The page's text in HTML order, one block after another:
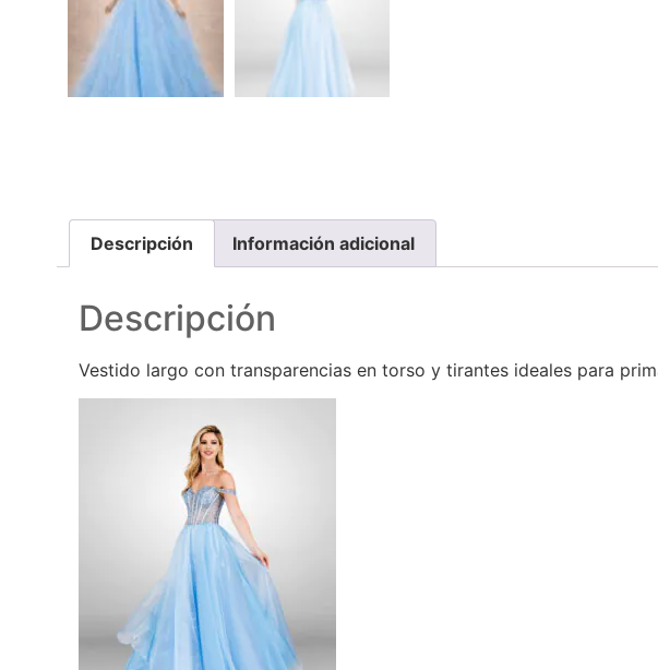
Descripción Información adicional
Descripción
Vestido largo con transparencias en torso y tirantes ideales para